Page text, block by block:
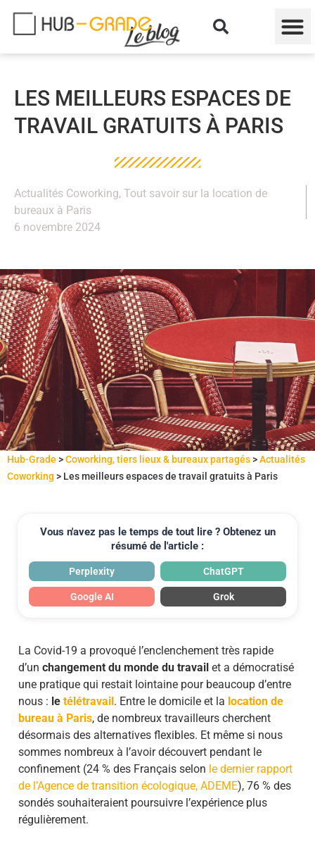
LES MEILLEURS ESPACES DE
TRAVAIL GRATUITS À PARIS
Actualités Coworking, Tout savoir sur la location de
bureaux à Paris
6 novembre 2024
Hub-Grade >Coworking, tiers lieux & bureaux partagés>Actualités
Coworking > Les meilleurs espaces de travail gratuits à Paris
Vous n'avez pas le temps de tout lire ? Obtenez un
résumé de l'article :
Perplexity ChatGPT
Google AI Grok
La Covid-19 a provoqué l’enclenchement très rapide
d’un changement du monde du travail et a démocratisé
une pratique qui restait lointaine pour beaucoup d’entre
nous : le télétravail. Entre le domicile et la location de
bureau à Paris, de nombreux travailleurs cherchent
désormais des alternatives flexibles. Et même si nous
sommes nombreux à l’avoir découvert pendant le
confinement (24 % des Français selon le dernier rapport
de l’Agence de transition écologique, ADEME), 76 % des
sondés souhaiteraient poursuivre l’expérience plus
régulièrement.